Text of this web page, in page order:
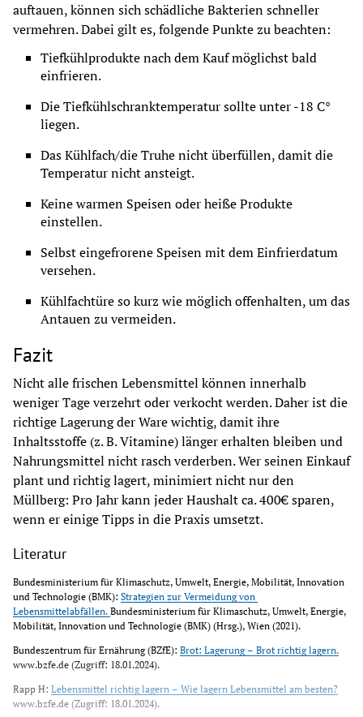
auftauen, können sich schädliche Bakterien schneller
vermehren. Dabei gilt es, folgende Punkte zu beachten:
Tiefkühlprodukte nach dem Kauf möglichst bald
einfrieren.
Die Tiefkühlschranktemperatur sollte unter -18 C°
liegen.
Das Kühlfach/die Truhe nicht überfüllen, damit die
Temperatur nicht ansteigt.
Keine warmen Speisen oder heiße Produkte
einstellen.
Selbst eingefrorene Speisen mit dem Einfrierdatum
versehen.
Kühlfachtüre so kurz wie möglich offenhalten, um das
Antauen zu vermeiden.
Fazit
Nicht alle frischen Lebensmittel können innerhalb
weniger Tage verzehrt oder verkocht werden. Daher ist die
richtige Lagerung der Ware wichtig, damit ihre
Inhaltsstoffe (z. B. Vitamine) länger erhalten bleiben und
Nahrungsmittel nicht rasch verderben. Wer seinen Einkauf
plant und richtig lagert, minimiert nicht nur den
Müllberg: Pro Jahr kann jeder Haushalt ca. 400€ sparen,
wenn er einige Tipps in die Praxis umsetzt.
Literatur
Bundesministerium für Klimaschutz, Umwelt, Energie, Mobilität, Innovation
und Technologie (BMK): Strategien zur Vermeidung von
Lebensmittelabfällen. Bundesministerium für Klimaschutz, Umwelt, Energie,
Mobilität, Innovation und Technologie (BMK) (Hrsg.), Wien (2021).
Bundeszentrum für Ernährung (BZfE): Brot: Lagerung – Brot richtig lagern.
www.bzfe.de (Zugriff: 18.01.2024).
Rapp H: Lebensmittel richtig lagern – Wie lagern Lebensmittel am besten?
www.bzfe.de (Zugriff: 18.01.2024).